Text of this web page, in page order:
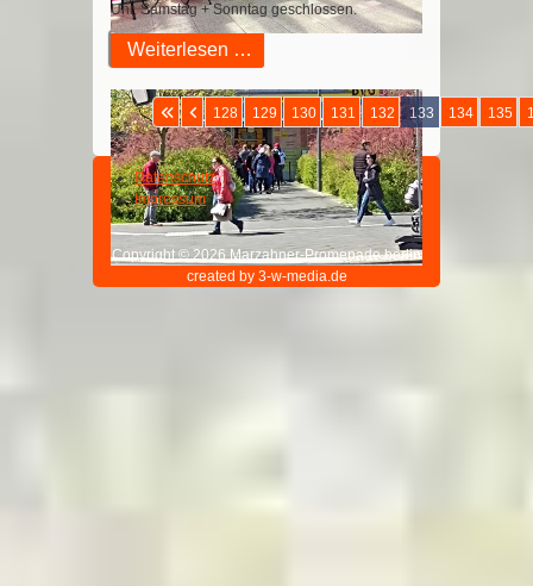
Uhr, Samstag + Sonntag geschlossen.
Weiterlesen …
Seite 133 von 207
128 129 130 131 132 133 134 135
Datenschutz
Impressum
Copyright © 2026 Marzahner-Promenade.berlin
created by 3-w-media.de